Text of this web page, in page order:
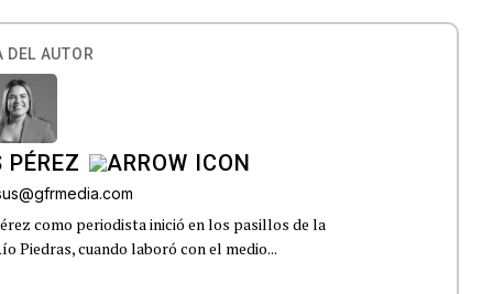
DEL AUTOR
PÉREZ
como periodista inició en los pasillos de la
Piedras, cuando laboró con el medio...